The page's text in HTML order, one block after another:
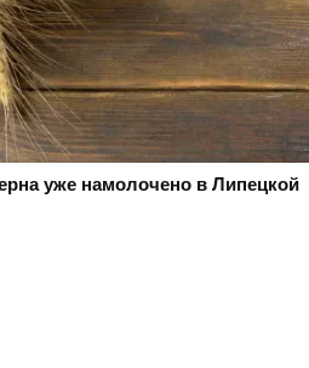
уже намолочено в Липецкой